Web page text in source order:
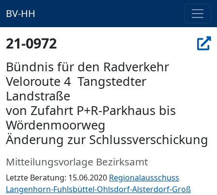
BV-HH
21-0972
Bündnis für den Radverkehr 
Veloroute 4  Tangstedter
Landstraße
von Zufahrt P+R-Parkhaus bis
Wördenmoorweg
Änderung zur Schlussverschickung
Mitteilungsvorlage Bezirksamt
Letzte Beratung: 15.06.2020 Regionalausschuss
Langenhorn-Fuhlsbüttel-Ohlsdorf-Alsterdorf-Groß